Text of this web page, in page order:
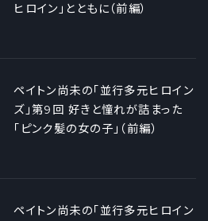
ヒロイン」とともに（前編）
ペイトン尚未の「並行多元ヒロイン
ズ」第9回 好きと憧れが詰まった
「ピンク髪の女の子」（前編）
ペイトン尚未の「並行多元ヒロイン